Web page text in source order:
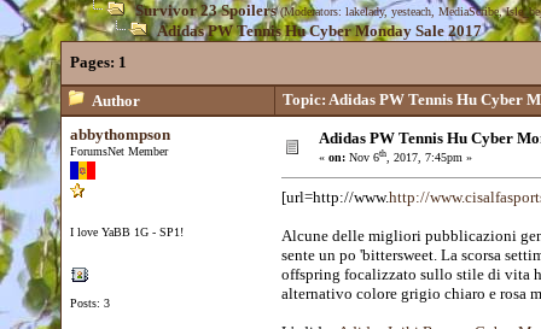
Survivor 23 Spoilers (Moderators: lakelady,yesteach MediaScribe,
Adidas PW Tennis Hu Cyber Monday Sale 2017
Pages: 1
Author
Topic: Adidas PW Tennis Hu Cyber
abbythompson
ForumsNet Member
I love YaBB 1G - SP1!
Posts: 3
Adidas PW Tennis Hu Cyber
« on: Nov 6th, 2017, 7:45pm »
[url=http://www.http://
Alcune delle migliori pubblicazioni
sente un po 'bittersweet. La scorsa
offspring focalizzato sullo stile di vita
alternativo colore grigio chiaro e rosa